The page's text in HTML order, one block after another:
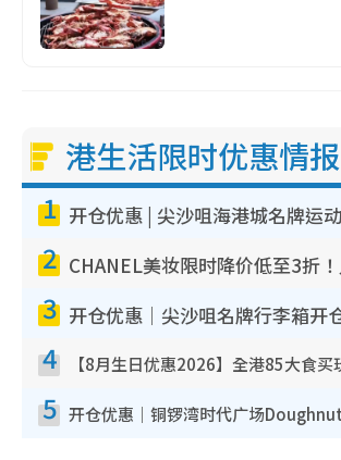
港生活限时优惠情报
1
2
3
4
5